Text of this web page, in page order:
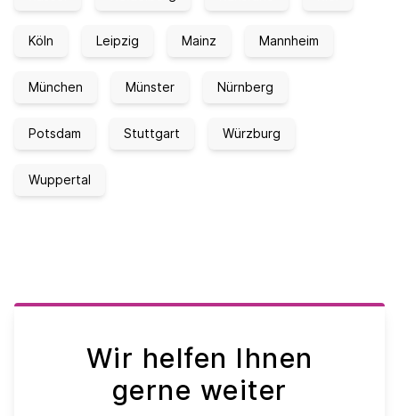
Köln Leipzig Mainz Mannheim
München Münster Nürnberg
Potsdam Stuttgart Würzburg
Wuppertal
Wir helfen Ihnen
gerne weiter